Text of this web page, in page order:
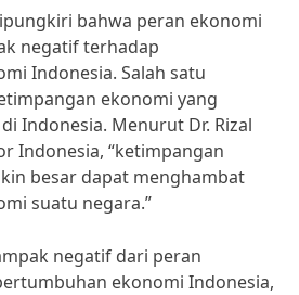
bahwa peran ekonomi
negatif terhadap
Indonesia. Salah satu
ekonomi yang
Indonesia. Menurut Dr. Rizal
Indonesia, “ketimpangan
besar dapat menghambat
suatu negara.”
negatif dari peran
ekonomi Indonesia,